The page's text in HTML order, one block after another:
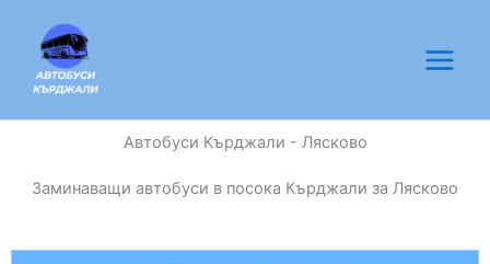
content
Автобуси Кърджали - Лясково
Заминаващи автобуси в посока Кърджали за Лясково